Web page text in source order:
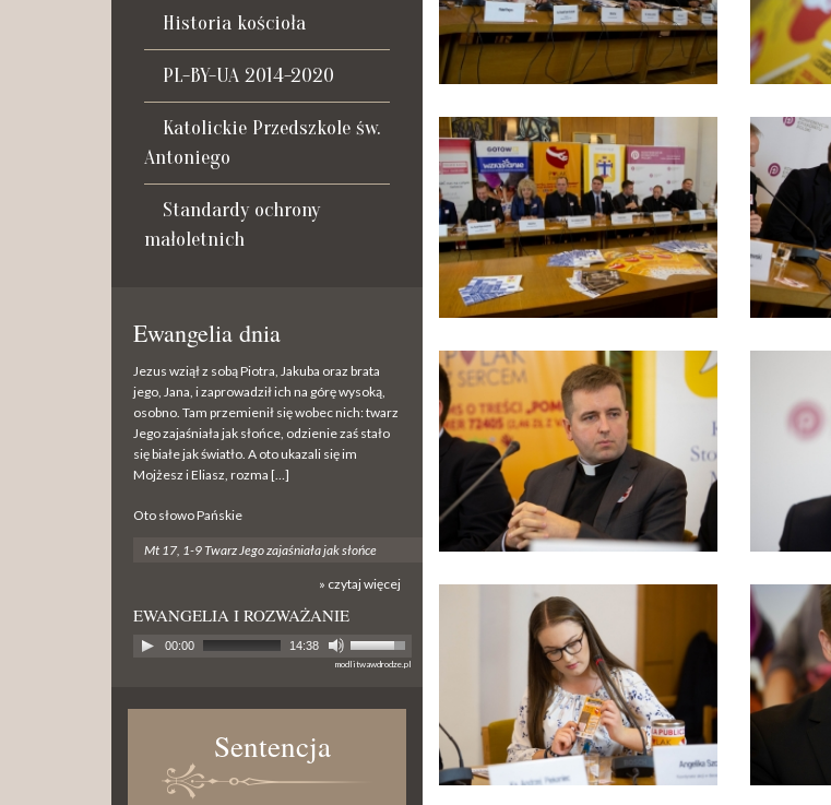
Tadeusza Kościuszki 27a
07-100 Węgrów
tel. (+48) 665 034 305
Numer konta:
59 9236 0008 0012 8645 2000
Historia kościoła
PL-BY-UA 2014-2020
Katolickie Przedszkole św.
Antoniego
Standardy ochrony
małoletnich
Ewangelia dnia
Jezus wziął z sobą Piotra, Jakuba oraz brata
jego, Jana, i zaprowadził ich na górę wysoką,
osobno. Tam przemienił się wobec nich: twarz
Jego zajaśniała jak słońce, odzienie zaś stało
się białe jak światło. A oto ukazali się im
Mojżesz i Eliasz, rozma […]
Oto słowo Pańskie
Mt 17, 1-9 Twarz Jego zajaśniała jak słońce
» czytaj więcej
EWANGELIA I ROZWAŻANIE
00:00 14:38
modlitwawdrodze.pl
Sentencja